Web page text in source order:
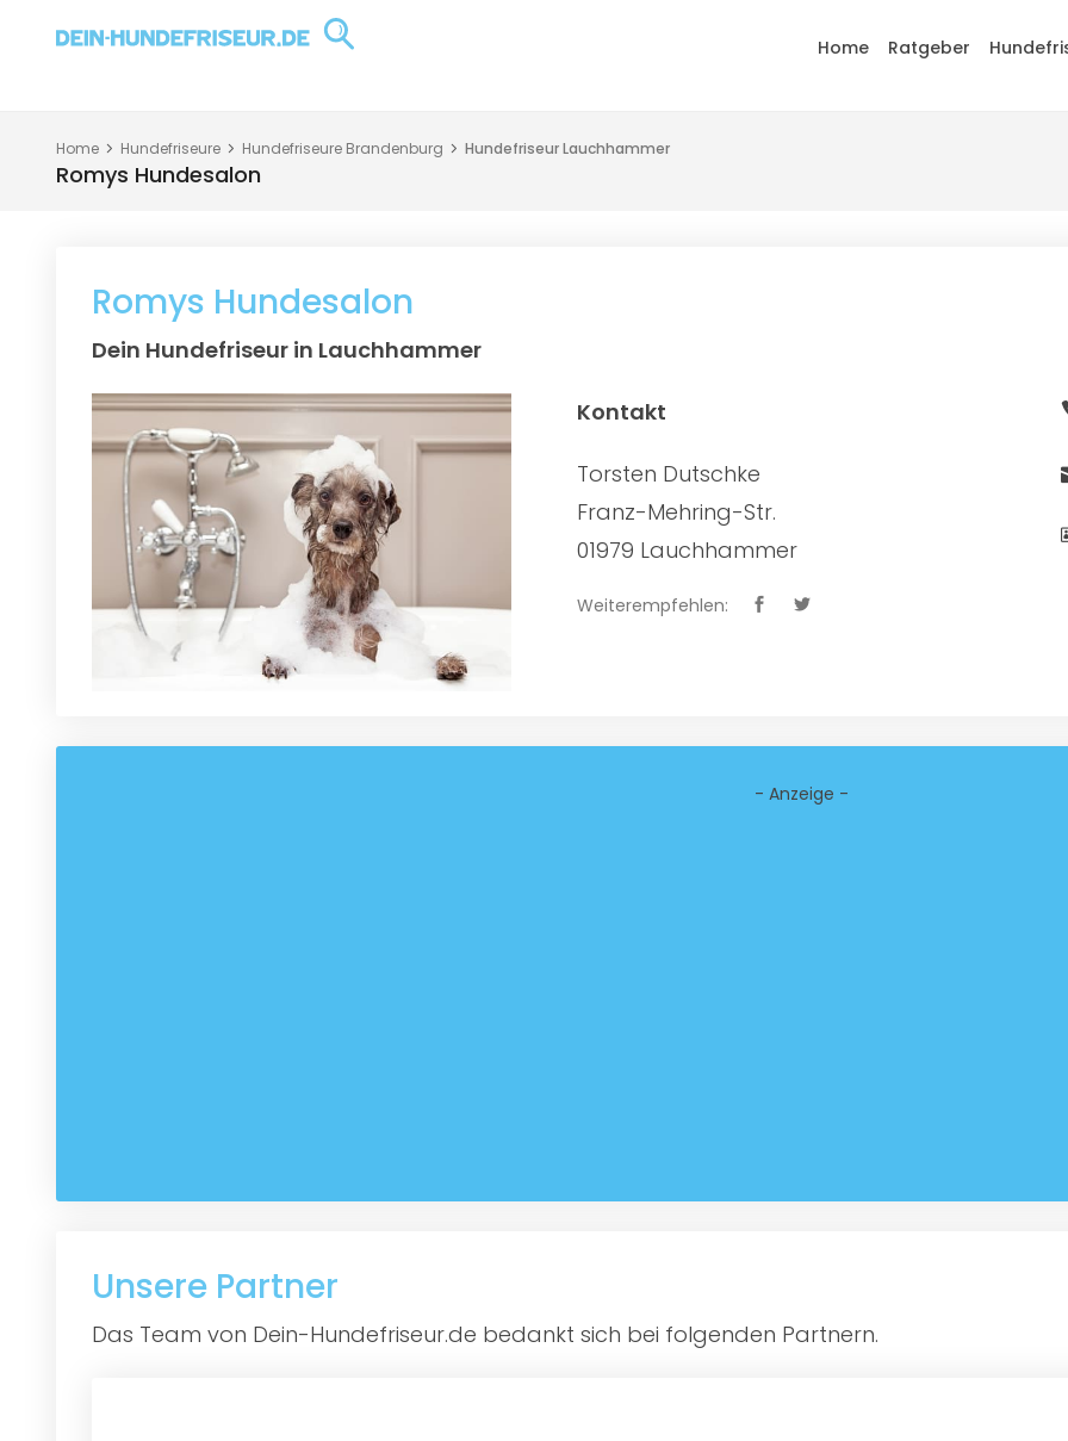
Home Ratgeber
Home Hundefriseure Hundefriseure Brandenburg Hundefriseur Lauchhammer
Romys Hundesalon
Romys Hundesalon
Dein Hundefriseur in Lauchhammer
Kontakt
Torsten Dutschke
Franz-Mehring-Str.
01979 Lauchhammer
Weiterempfehlen:
- Anzeige -
Unsere Partner
Das Team von Dein-Hundefriseur.de bedankt sich bei folgenden Partnern.